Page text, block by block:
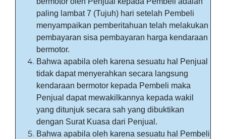
paling lambat 7 (Tujuh) hari setelah Pembeli
menyampaikan pemberitahuan telah melakukan
pembayaran sisa pembayaran harga kendaraan
bermotor.
Bahwa apabila oleh karena sesuatu hal Penjual
tidak dapat menyerahkan secara langsung
kendaraan bermotor kepada Pembeli maka
Penjual dapat mewakilkannya kepada wakil
yang ditunjuk secara sah yang dibuktikan
dengan Surat Kuasa dari Penjual.
Bahwa apabila oleh karena sesuatu hal Pembeli